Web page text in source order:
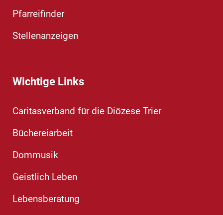
Pfarreifinder
Stellenanzeigen
Wichtige Links
Caritasverband für die Diözese Trier
Büchereiarbeit
Dommusik
Geistlich Leben
Lebensberatung